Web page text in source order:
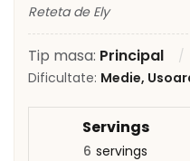
Reteta de Ely
Tip masa: Principal
Dificultate: Medie,
Servings
6 servings